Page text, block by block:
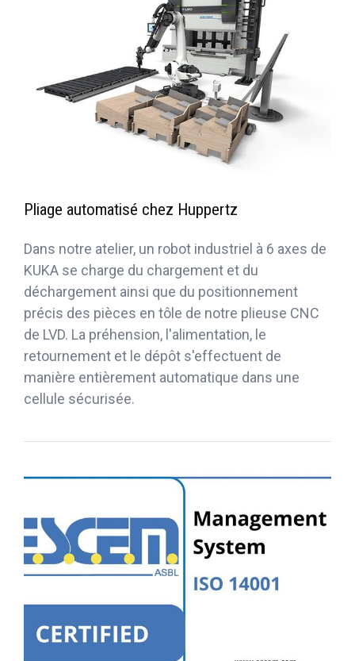
Pliage automatisé chez Huppertz
Dans notre atelier, un robot industriel à 6 axes de
KUKA se charge du chargement et du
déchargement ainsi que du positionnement
précis des pièces en tôle de notre plieuse CNC
de LVD. La préhension, l'alimentation, le
retournement et le dépôt s'effectuent de
manière entièrement automatique dans une
cellule sécurisée.